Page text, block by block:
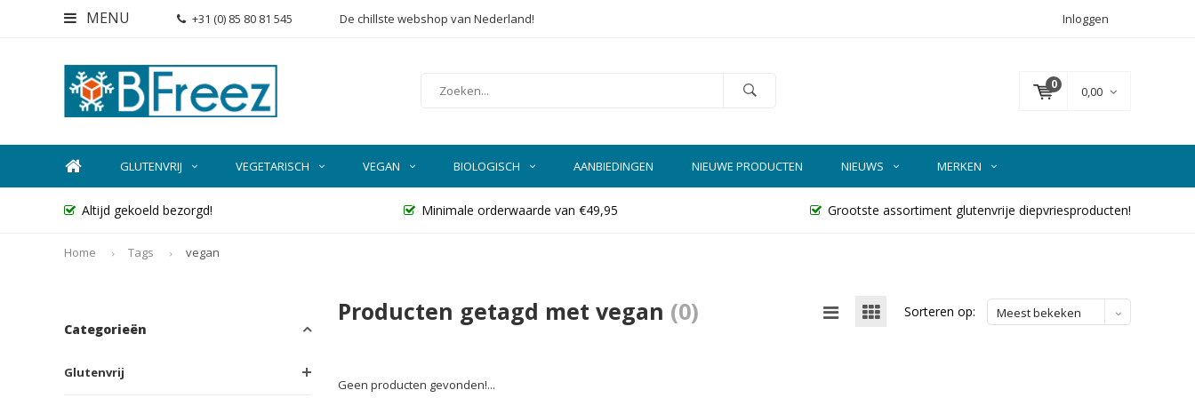
MENU +31 (0) 85 80 81 545 De chillste webshop van Nederland! Inloggen
0 0,00
GLUTENVRIJ VEGETARISCH VEGAN BIOLOGISCH AANBIEDINGEN NIEUWE PRODUCTEN NIEUWS MERKEN
Altijd gekoeld bezorgd! Minimale orderwaarde van €49,95 Grootste assortiment glutenvrije diepvriesproducten!
Home Tags vegan
Categorieën
Glutenvrij
Producten getagd met vegan (0) Sorteren op: Meest bekeken
Geen producten gevonden!...